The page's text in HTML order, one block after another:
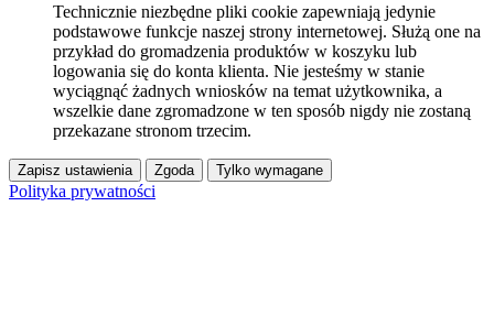
Technicznie niezbędne pliki cookie zapewniają jedynie
podstawowe funkcje naszej strony internetowej. Służą one na
przykład do gromadzenia produktów w koszyku lub
logowania się do konta klienta. Nie jesteśmy w stanie
wyciągnąć żadnych wniosków na temat użytkownika, a
wszelkie dane zgromadzone w ten sposób nigdy nie zostaną
przekazane stronom trzecim.
Zapisz ustawienia Zgoda Tylko wymagane
Polityka prywatności